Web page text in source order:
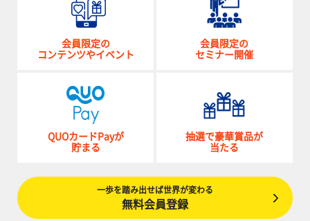
会員限定の
コンテンツやイベント
会員限定の
セミナー開催
QUOカードPayが
貯まる
抽選で豪華賞品が
当たる
一歩を踏み出せば世界が変わる
無料会員登録